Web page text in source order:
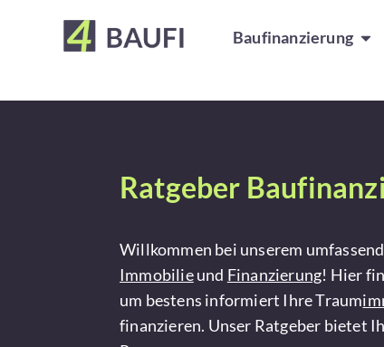
Baufinanzierung
Ratgeber
Willkommen bei unserem
Immobilieund Finanzierung! Hier
um bestens informiert Ihre Traum
finanzieren. Unser Ratgeber bietet